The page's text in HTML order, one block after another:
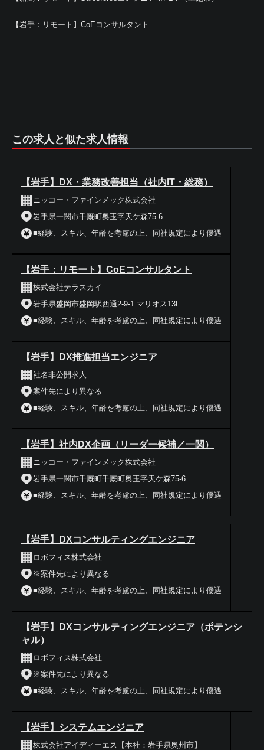
【岩手：リモート】CoEコンサルタント
この求人と似た求人情報
【岩手】DX・業務改善担当（社内IT・総務）
ニッコー・ファインメック株式会社
岩手県一関市千厩町奥玉字天ケ森75-6
■経験、スキル、年齢を考慮の上、同社規定により優遇
【岩手：リモート】CoEコンサルタント
株式会社テラスカイ
岩手県盛岡市盛岡駅西通2-9-1 マリオス13F
■経験、スキル、年齢を考慮の上、同社規定により優遇
【岩手】DX推進担当エンジニア
社名非公開求人
案件先により異なる
■経験、スキル、年齢を考慮の上、同社規定により優遇
【岩手】社内DX企画（リーダー候補／一関）
ニッコー・ファインメック株式会社
岩手県一関市千厩町千厩町奥玉字天ケ森75-6
■経験、スキル、年齢を考慮の上、同社規定により優遇
【岩手】DXコンサルティングエンジニア
ロボフィス株式会社
※案件先により異なる
■経験、スキル、年齢を考慮の上、同社規定により優遇
【岩手】DXコンサルティングエンジニア（ポテンシ
ャル）
ロボフィス株式会社
※案件先により異なる
■経験、スキル、年齢を考慮の上、同社規定により優遇
【岩手】システムエンジニア
株式会社アイディーエス【本社：岩手県奥州市】